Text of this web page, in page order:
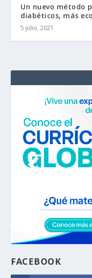
Un nuevo método
diabéticos, más
5 julio, 2021
FACEBOOK